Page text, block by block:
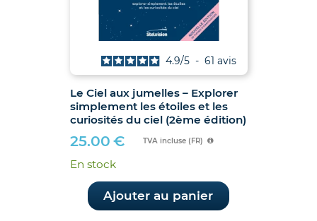
Le Ciel aux jumelles – Explorer
simplement les étoiles et les
curiosités du ciel (2ème édition)
4.9/5 - 61 avis
25.00 € TVA incluse (FR)
En stock
Ajouter au panier